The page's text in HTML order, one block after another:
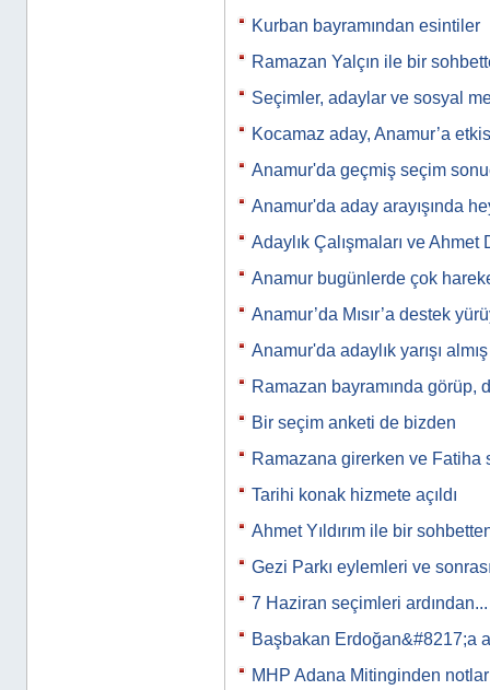
Kurban bayramından esintiler
Ramazan Yalçın ile bir
Seçimler, adaylar ve sosyal
Kocamaz aday, Anamur’a
Anamur'da geçmiş seçim
Anamur'da aday arayışında
Adaylık Çalışmaları ve Ahmet
Anamur bugünlerde çok
Anamur’da Mısır’a destek
Anamur'da adaylık yarışı
Ramazan bayramında görüp,
Bir seçim anketi de bizden
Ramazana girerken ve Fatiha
Tarihi konak hizmete açıldı
Ahmet Yıldırım ile bir
Gezi Parkı eylemleri ve
7 Haziran seçimleri ardından...
Başbakan Erdoğan&#8217;a
MHP Adana Mitinginden notlar